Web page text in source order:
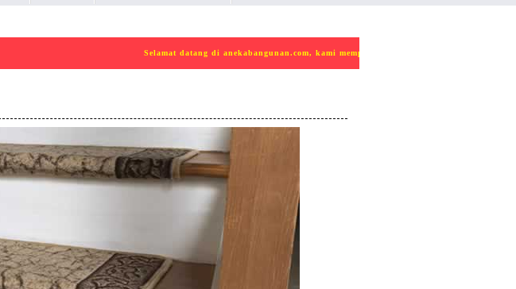
Selamat datang di anekabangunan.com, kami mempersembahkan produk INDOKON